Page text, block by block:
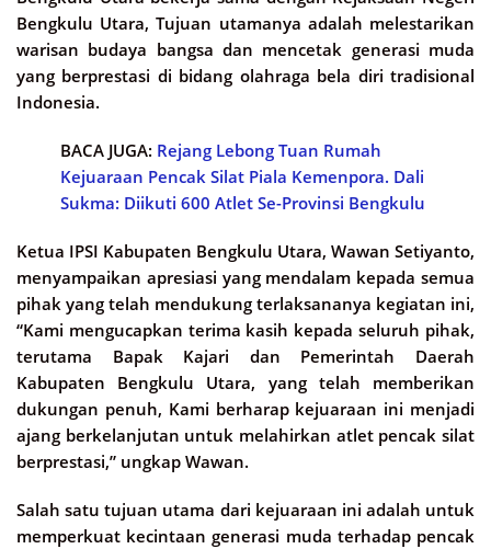
Bengkulu Utara, Tujuan utamanya adalah melestarikan
warisan budaya bangsa dan mencetak generasi muda
yang berprestasi di bidang olahraga bela diri tradisional
Indonesia.
BACA JUGA: Rejang Lebong Tuan Rumah
Kejuaraan Pencak Silat Piala Kemenpora. Dali
Sukma: Diikuti 600 Atlet Se-Provinsi Bengkulu
Ketua IPSI Kabupaten Bengkulu Utara, Wawan Setiyanto,
menyampaikan apresiasi yang mendalam kepada semua
pihak yang telah mendukung terlaksananya kegiatan ini,
“Kami mengucapkan terima kasih kepada seluruh pihak,
terutama Bapak Kajari dan Pemerintah Daerah
Kabupaten Bengkulu Utara, yang telah memberikan
dukungan penuh, Kami berharap kejuaraan ini menjadi
ajang berkelanjutan untuk melahirkan atlet pencak silat
berprestasi,” ungkap Wawan.
Salah satu tujuan utama dari kejuaraan ini adalah untuk
memperkuat kecintaan generasi muda terhadap pencak